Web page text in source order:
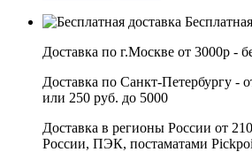
Доставка по г.Москве от 3000р -
Доставка по Санкт-Петербургу -
или 250 руб. до 5000
Доставка в регионы России от
России, ПЭК, постаматами